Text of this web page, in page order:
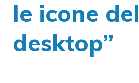
le icone del
desktop”